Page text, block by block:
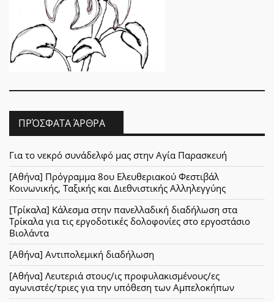
ΠΡΌΣΦΑΤΑ ΆΡΘΡΑ
Για το νεκρό συνάδελφό μας στην Αγία Παρασκευή
[Αθήνα] Πρόγραμμα 8ου Ελευθεριακού Φεστιβάλ
Κοινωνικής, Ταξικής και Διεθνιστικής Αλληλεγγύης
[Τρίκαλα] Κάλεσμα στην πανελλαδική διαδήλωση στα
Τρίκαλα για τις εργοδοτικές δολοφονίες στο εργοστάσιο
Βιολάντα
[Αθήνα] Αντιπολεμική διαδήλωση
[Αθήνα] Λευτεριά στους/ις προφυλακισμένους/ες
αγωνιστές/τριες για την υπόθεση των Αμπελοκήπων